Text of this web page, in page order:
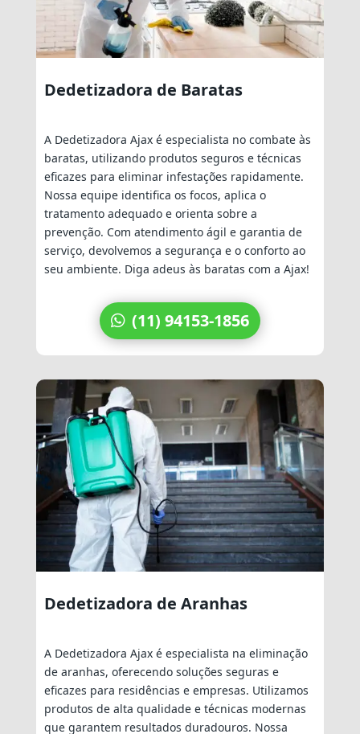
Dedetizadora de Baratas
A Dedetizadora Ajax é especialista no combate às
baratas, utilizando produtos seguros e técnicas
eficazes para eliminar infestações rapidamente.
Nossa equipe identifica os focos, aplica o
tratamento adequado e orienta sobre a
prevenção. Com atendimento ágil e garantia de
serviço, devolvemos a segurança e o conforto ao
seu ambiente. Diga adeus às baratas com a Ajax!
(11) 94153-1856
Dedetizadora de Aranhas
A Dedetizadora Ajax é especialista na eliminação
de aranhas, oferecendo soluções seguras e
eficazes para residências e empresas. Utilizamos
produtos de alta qualidade e técnicas modernas
que garantem resultados duradouros. Nossa